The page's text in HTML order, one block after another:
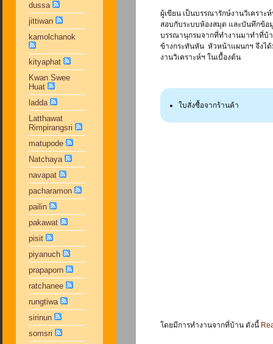
dussa
jittiwan
kamolchanok
kityaphat
Kwan Swee
Huat
ladda
Latthawat
Rimpirangsri
matupode
Natchaya
navapat
pacharamon
pailin
pakawat
pisit
piyanuch
prapaporn
ratchanee
rungtiwa
sirinun
somsri
ผู้เขียน เป็นบรรณารักษ์งานวิเครา
สอบกับระบบห้องสมุด และบันทึกข้อมู
บรรณานุกรมจากที่ทำงานมาทำที่บ้
ข้างกระทันหัน หัวหน้าแผนกฯ จึงไ
งานวิเคราะห์ฯ ในเบื้องต้น
ใบสั่งซื้อจากร้านค้า
โดยมีการทำงานจากที่บ้าน ดังนี้